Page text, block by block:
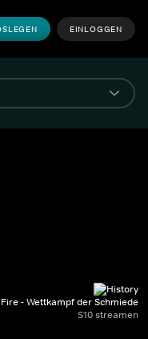
EINLOGGEN
- Wettkampf der Schmiede
S10 streamen